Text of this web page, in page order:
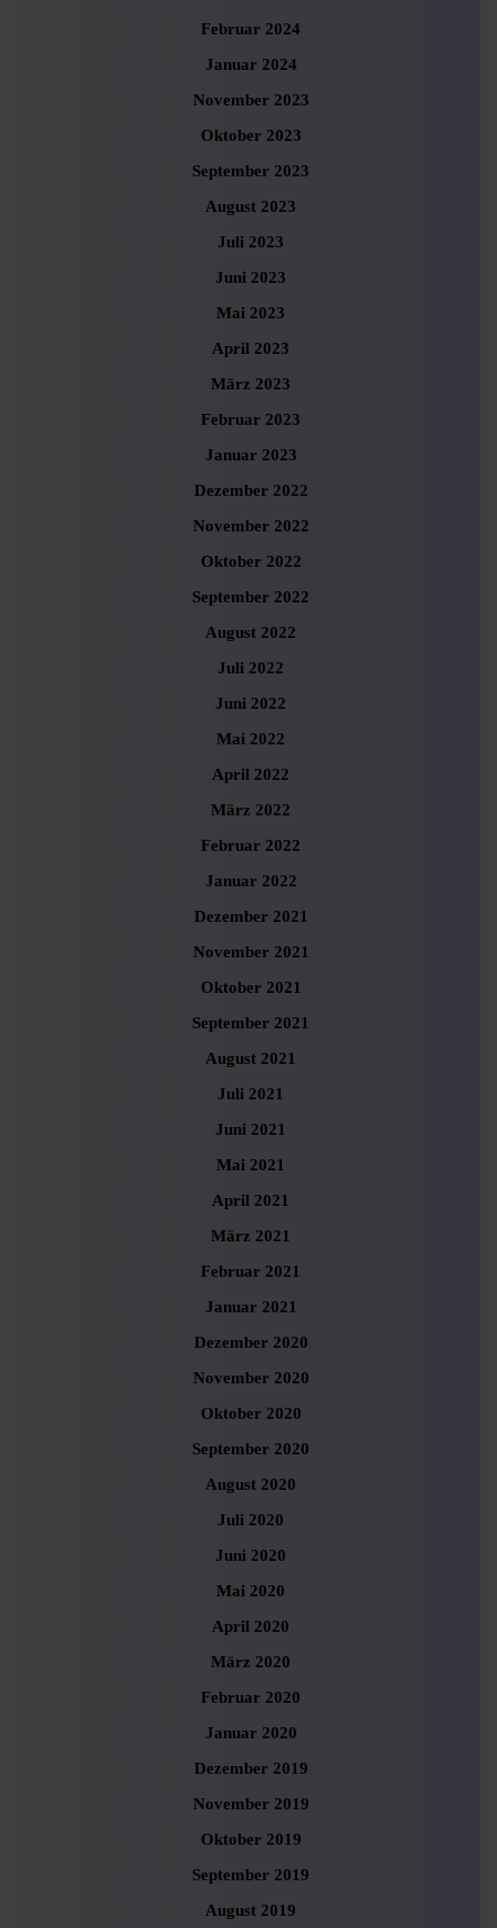
Februar 2024
Januar 2024
November 2023
Oktober 2023
September 2023
August 2023
Juli 2023
Juni 2023
Mai 2023
April 2023
März 2023
Februar 2023
Januar 2023
Dezember 2022
November 2022
Oktober 2022
September 2022
August 2022
Juli 2022
Juni 2022
Mai 2022
April 2022
März 2022
Februar 2022
Januar 2022
Dezember 2021
November 2021
Oktober 2021
September 2021
August 2021
Juli 2021
Juni 2021
Mai 2021
April 2021
März 2021
Februar 2021
Januar 2021
Dezember 2020
November 2020
Oktober 2020
September 2020
August 2020
Juli 2020
Juni 2020
Mai 2020
April 2020
März 2020
Februar 2020
Januar 2020
Dezember 2019
November 2019
Oktober 2019
September 2019
August 2019